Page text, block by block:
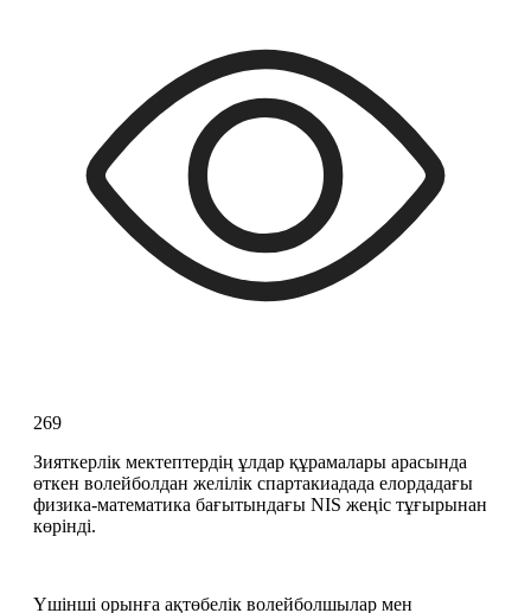
269
Зияткерлік мектептердің ұлдар құрамалары арасында
өткен волейболдан желілік спартакиадада елордадағы
физика-математика бағытындағы NIS жеңіс тұғырынан
көрінді.
Үшінші орынға ақтөбелік волейболшылар мен